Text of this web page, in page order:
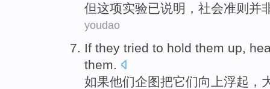
但这项实验已说明 ， 社会准则 并
youdao
If they tried to hold them up,
them.
如果他们企图把它们向上浮起，